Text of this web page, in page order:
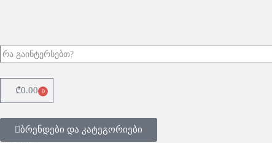
₾0.00 0
ბრენდები და კატეგორიები